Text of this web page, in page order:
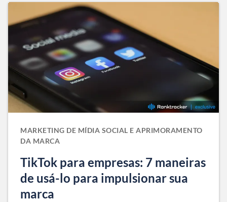
MARKETING DE MÍDIA SOCIAL E APRIMORAMENTO
DA MARCA
TikTok para empresas: 7 maneiras
de usá-lo para impulsionar sua
marca